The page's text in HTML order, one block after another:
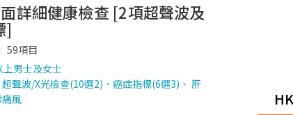
詳細健康檢查 [2項超聲波及
]
59項目
男士及女士
聲波/X光檢查(10選2)、癌症指標(6選3)、 肝
風